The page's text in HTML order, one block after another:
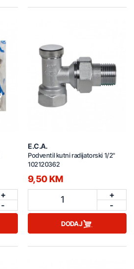
+
-
E.C.A.
Podventil kutni radijatorski 1/2"
102120362
9,50 KM
1
+
-
DODAJ